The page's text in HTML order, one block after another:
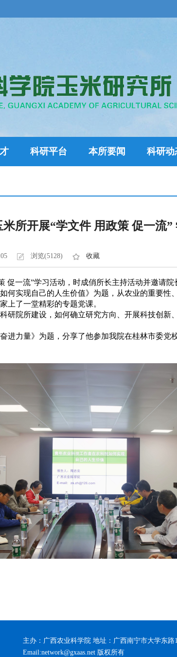
科研平台 本所要闻 科研动
米所开展“学文件 用政策 促一流”
浏览(5128) 收藏
一流”学习活动，时成俏所长主持活动并邀请院
实现自己的人生价值》为题，从农业的重要性
上了一堂精彩的专题党课。
院所建设，如何确立研究方向、开展科技创新
力量》为题，分享了他参加我院在桂林市委党
主办：广西农业科学院 地址：广西南宁市大学东
Email:network@gxaas.net 版权所有